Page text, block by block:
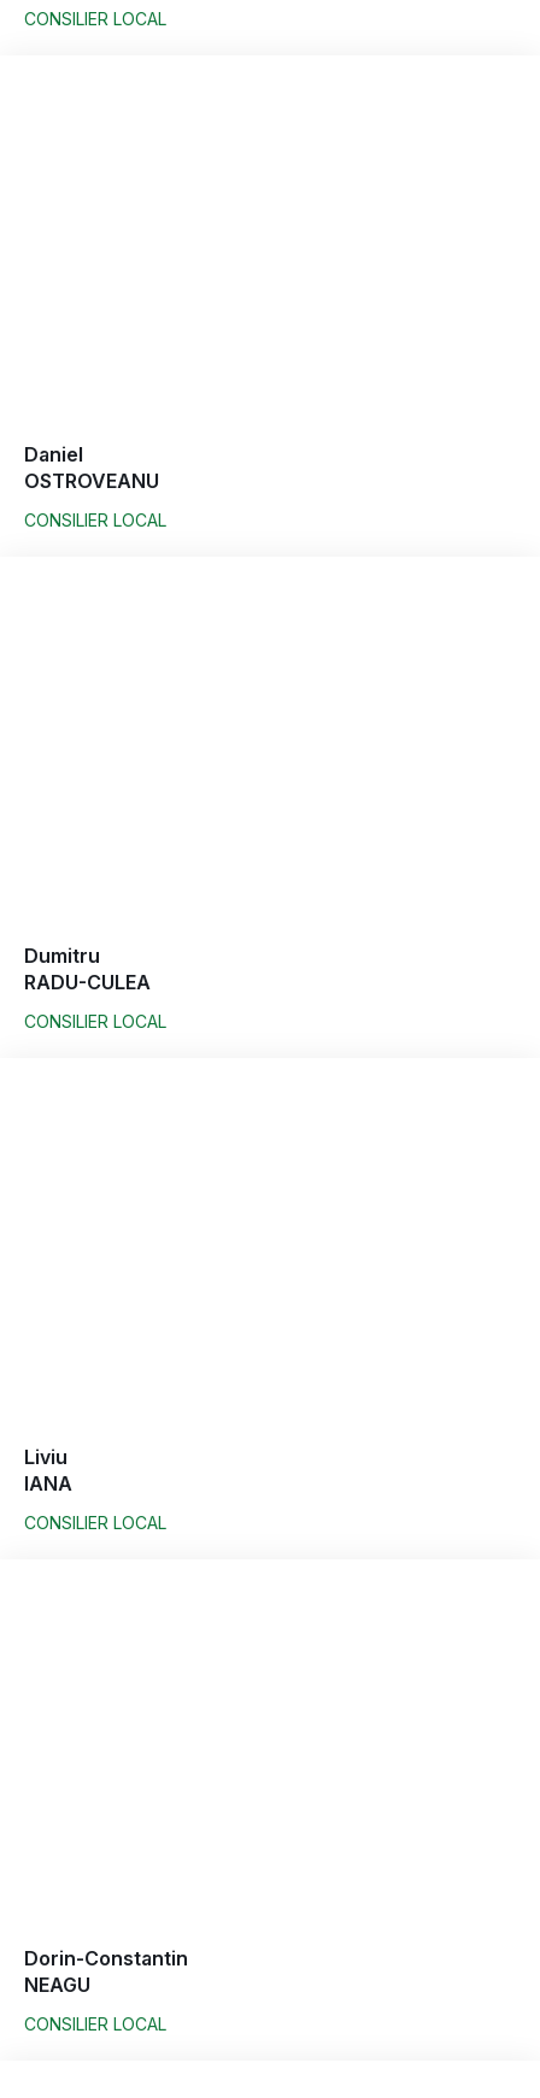
CONSILIER LOCAL
Daniel
OSTROVEANU
CONSILIER LOCAL
Dumitru
RADU-CULEA
CONSILIER LOCAL
Liviu
IANA
CONSILIER LOCAL
Dorin-Constantin
NEAGU
CONSILIER LOCAL